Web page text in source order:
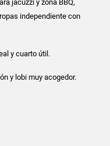
jacuzzi y zona BBQ,
independiente con
y cuarto útil.
y lobi muy acogedor.